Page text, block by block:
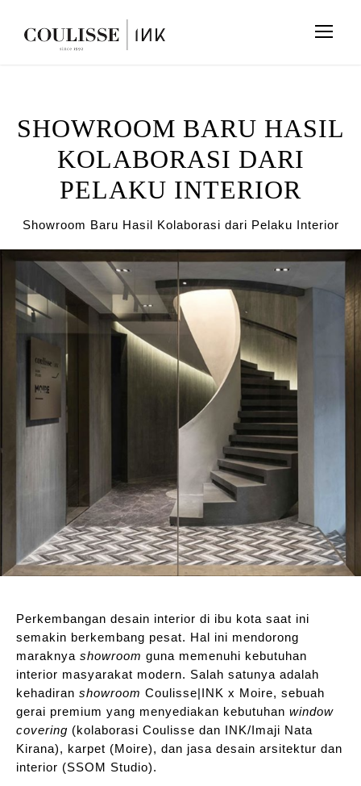
SHOWROOM BARU HASIL
KOLABORASI DARI
PELAKU INTERIOR
Showroom Baru Hasil Kolaborasi dari Pelaku Interior
Perkembangan desain interior di ibu kota saat ini
semakin berkembang pesat. Hal ini mendorong
maraknya showroom guna memenuhi kebutuhan
interior masyarakat modern. Salah satunya adalah
kehadiran showroom Coulisse|INK x Moire, sebuah
gerai premium yang menyediakan kebutuhan window
covering (kolaborasi Coulisse dan INK/Imaji Nata
Kirana), karpet (Moire), dan jasa desain arsitektur dan
interior (SSOM Studio).